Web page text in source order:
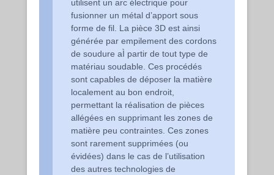
utilisent un arc électrique pour
fusionner un métal d’apport sous
forme de fil. La pièce 3D est ainsi
générée par empilement des cordons
de soudure aÌ partir de tout type de
matériau soudable. Ces procédés
sont capables de déposer la matière
localement au bon endroit,
permettant la réalisation de pièces
allégées en supprimant les zones de
matière peu contraintes. Ces zones
sont rarement supprimées (ou
évidées) dans le cas de l’utilisation
des autres technologies de